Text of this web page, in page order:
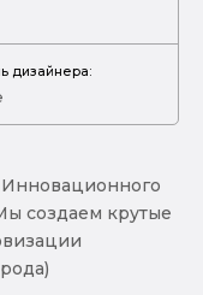
дизайнера:
Инновационного
создаем крутые